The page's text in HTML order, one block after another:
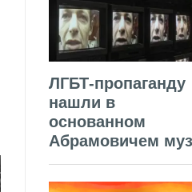
ЛГБТ-пропаганду
нашли в
основанном
Абрамовичем